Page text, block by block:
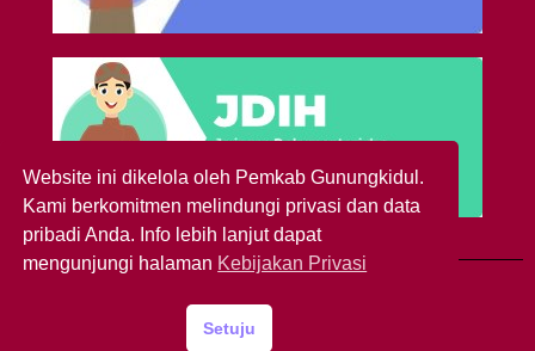
Website ini dikelola oleh Pemkab Gunungkidul.
Kami berkomitmen melindungi privasi dan data
pribadi Anda. Info lebih lanjut dapat
mengunjungi halaman Kebijakan Privasi
Setuju